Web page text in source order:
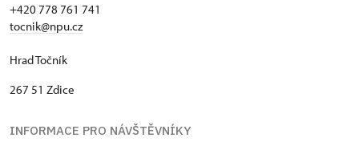
+420 778 761 741
tocnik@npu.cz
Hrad Točník
267 51 Zdice
INFORMACE PRO NÁVŠTĚVNÍKY